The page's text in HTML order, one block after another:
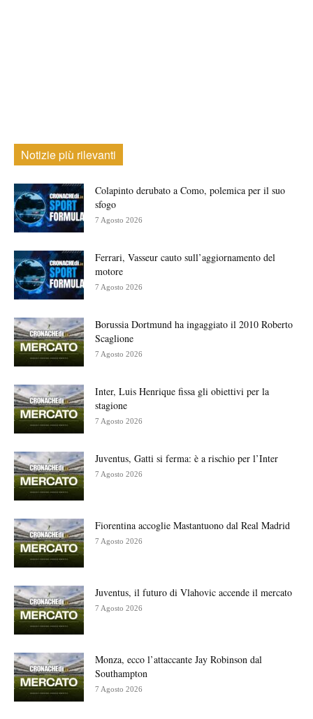
Notizie più rilevanti
Colapinto derubato a Como, polemica per il suo
sfogo
7 Agosto 2026
Ferrari, Vasseur cauto sull’aggiornamento del
motore
7 Agosto 2026
Borussia Dortmund ha ingaggiato il 2010 Roberto
Scaglione
7 Agosto 2026
Inter, Luis Henrique fissa gli obiettivi per la
stagione
7 Agosto 2026
Juventus, Gatti si ferma: è a rischio per l’Inter
7 Agosto 2026
Fiorentina accoglie Mastantuono dal Real Madrid
7 Agosto 2026
Juventus, il futuro di Vlahovic accende il mercato
7 Agosto 2026
Monza, ecco l’attaccante Jay Robinson dal
Southampton
7 Agosto 2026